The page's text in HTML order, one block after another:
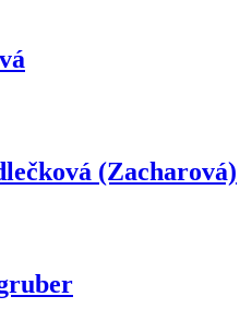
(Zacharová)